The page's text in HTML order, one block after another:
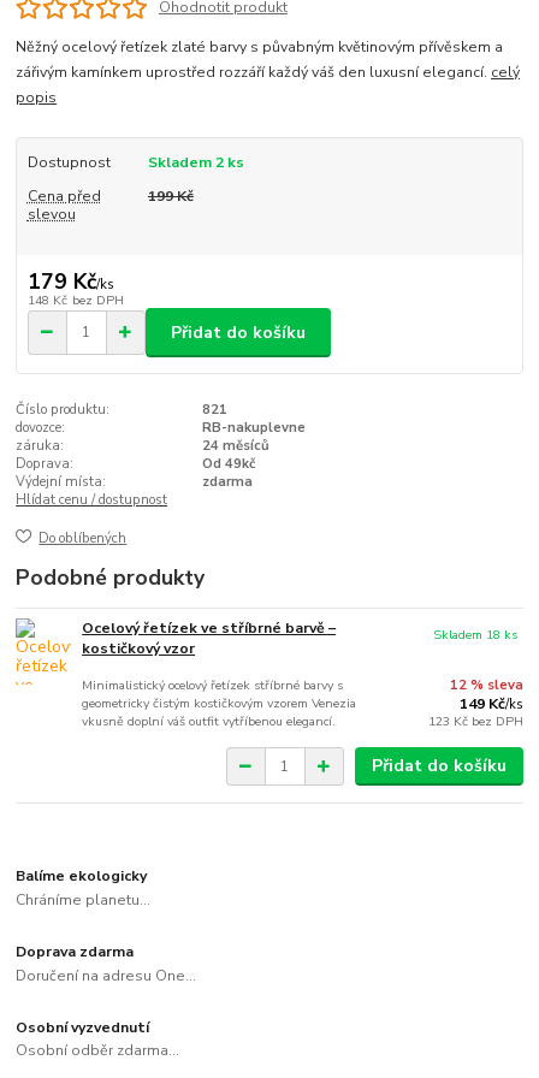
Ohodnotit produkt
Něžný ocelový řetízek zlaté barvy s půvabným květinovým přívěskem a
zářivým kamínkem uprostřed rozzáří každý váš den luxusní elegancí. celý
popis
Dostupnost
Skladem 2 ks
Cena před
slevou
199 Kč
179 Kč/ks
148 Kč bez DPH
Přidat do košíku
Číslo produktu:
821
dovozce:
RB-nakuplevne
záruka:
24 měsíců
Doprava:
Od 49kč
Výdejní místa:
zdarma
Hlídat cenu / dostupnost
Do oblíbených
Podobné produkty
Ocelový řetízek ve stříbrné barvě –
kostičkový vzor
Minimalistický ocelový řetízek stříbrné barvy s
geometricky čistým kostičkovým vzorem Venezia
vkusně doplní váš outfit vytříbenou elegancí.
12 % sleva
149 Kč/ks
123 Kč bez DPH
Skladem 18 ks
Přidat do košíku
Balíme ekologicky
Chráníme planetu...
Doprava zdarma
Doručení na adresu One...
Osobní vyzvednutí
Osobní odběr zdarma...